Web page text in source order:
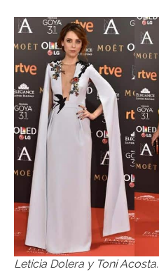
Leticia Dolera y Toni Acosta.